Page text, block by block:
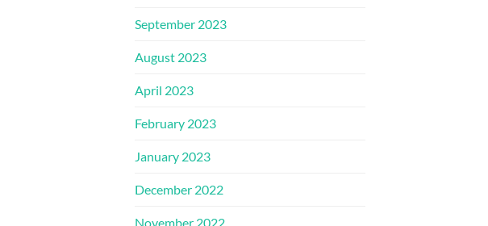
September 2023
August 2023
April 2023
February 2023
January 2023
December 2022
November 2022